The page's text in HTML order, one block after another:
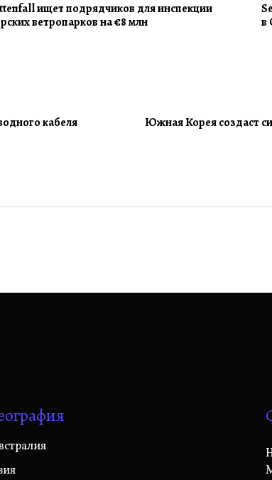
ищет подрядчиков для инспекции
ветропарков на €8 млн
в
кабеля
Южная Корея создаст